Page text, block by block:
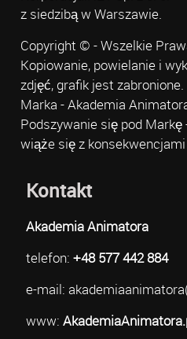
z siedzibą w Warszawie.
Copyright © - Wszelkie
Kopiowanie, powielanie i
zdjęć, grafik jest zabronione.
Marka - Akademia
Podszywanie się pod
wiąże się z
Kontakt
Akademia Animatora
telefon: +48 577 442 884
e-mail:
www: